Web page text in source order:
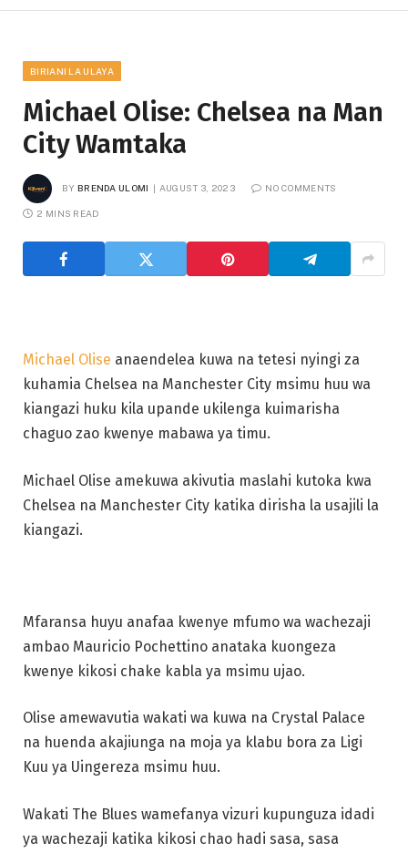
BIRIANI LA ULAYA
Michael Olise: Chelsea na Man
City Wamtaka
BY BRENDA ULOMI AUGUST 3, 2023 NO COMMENTS
2 MINS READ
Michael Olise anaendelea kuwa na tetesi nyingi za
kuhamia Chelsea na Manchester City msimu huu wa
kiangazi huku kila upande ukilenga kuimarisha
chaguo zao kwenye mabawa ya timu.
Michael Olise amekuwa akivutia maslahi kutoka kwa
Chelsea na Manchester City katika dirisha la usajili la
kiangazi.
Mfaransa huyu anafaa kwenye mfumo wa wachezaji
ambao Mauricio Pochettino anataka kuongeza
kwenye kikosi chake kabla ya msimu ujao.
Olise amewavutia wakati wa kuwa na Crystal Palace
na huenda akajiunga na moja ya klabu bora za Ligi
Kuu ya Uingereza msimu huu.
Wakati The Blues wamefanya vizuri kupunguza idadi
ya wachezaji katika kikosi chao hadi sasa, sasa